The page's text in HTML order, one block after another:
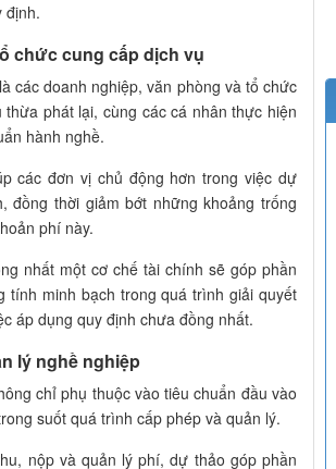
định.
chức cung cấp dịch vụ
các doanh nghiệp, văn phòng và tổ chức
phát lại, cùng các cá nhân thực hiện
hành nghề.
các đơn vị chủ động hơn trong việc dự
thời giảm bớt những khoảng trống
phí này.
nhất một cơ chế tài chính sẽ góp phần
tính minh bạch trong quá trình giải quyết
áp dụng quy định chưa đồng nhất.
lý nghề nghiệp
chỉ phụ thuộc vào tiêu chuẩn đầu vào
suốt quá trình cấp phép và quản lý.
nộp và quản lý phí, dự thảo góp phần